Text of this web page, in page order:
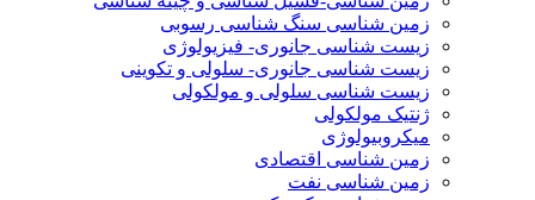
زمین شناسی سنگ شناسی رسوبی
زیست شناسی جانوری- فیزیولوژی
زیست شناسی جانوری- سلولی و تکوینی
زیست شناسی سلولی و مولکولی
ژنتیک مولکولی
میکروبیولوژی
زمین شناسی اقتصادی
زمین شناسی نفت